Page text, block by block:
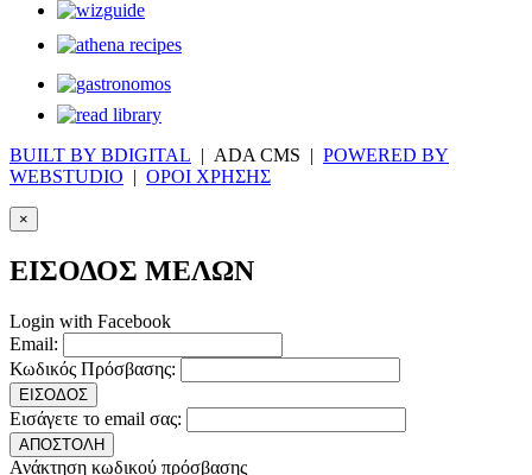
BUILT BY BDIGITAL | ADA CMS | POWERED BY
WEBSTUDIO | ΟΡΟΙ ΧΡΗΣΗΣ
×
ΕΙΣΟΔΟΣ ΜΕΛΩΝ
Login with Facebook
Email:
Κωδικός Πρόσβασης:
ΕΙΣΟΔΟΣ
Εισάγετε το email σας:
ΑΠΟΣΤΟΛΗ
Ανάκτηση κωδικού πρόσβασης